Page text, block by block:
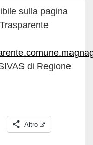
sulla pagina
di Regione
Altro